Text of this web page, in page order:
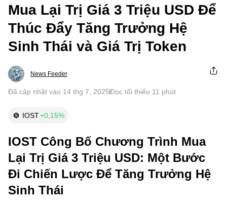
Mua Lại Trị Giá 3 Triệu USD Để
Thúc Đẩy Tăng Trưởng Hệ
Sinh Thái và Giá Trị Token
News Feeder
Đã cập nhật vào 14 thg 7, 2025Đọc tối thiểu 11 phút
IOST+0,15%
IOST Công Bố Chương Trình Mua
Lại Trị Giá 3 Triệu USD: Một Bước
Đi Chiến Lược Để Tăng Trưởng Hệ
Sinh Thái